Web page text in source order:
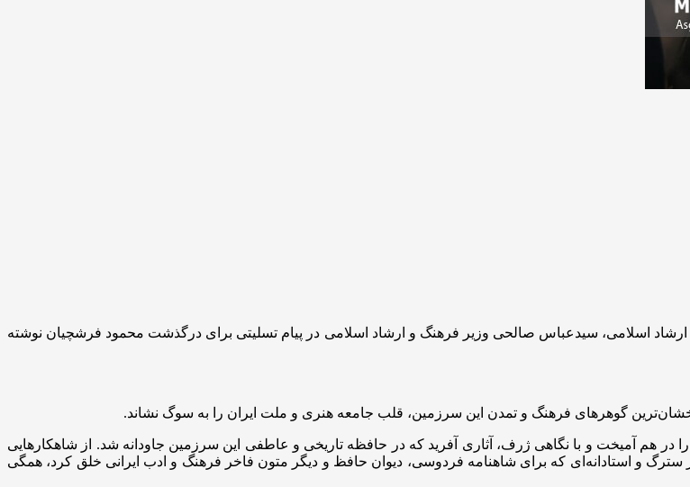
اسلامی، سیدعباس صالحی وزیر فرهنگ و ارشاد اسلامی در پیام تسلیتی برای درگذشت محمود فرشچیان نوشته
گوهرهای فرهنگ و تمدن این سرزمین، قلب جامعه هنری و ملت ایران را به سوگ نشاند.
در هم آمیخت و با نگاهی ژرف، آثاری آفرید که در حافظه تاریخی و عاطفی این سرزمین جاودانه شد. از شاهکارهایی
و استادانه‌ای که برای شاهنامه فردوسی، دیوان حافظ و دیگر متون فاخر فرهنگ و ادب ایرانی خلق کرد، همگی